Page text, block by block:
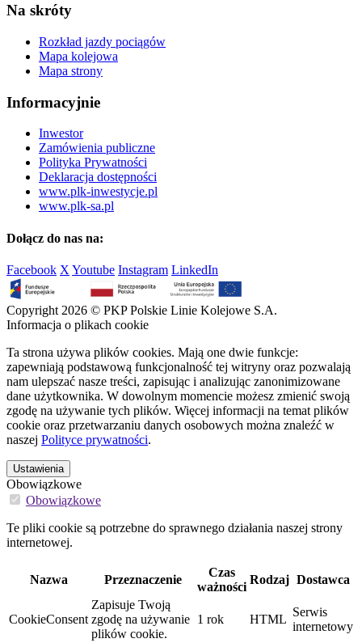
Na skróty
Rozkład jazdy pociągów
Mapa kolejowa
Mapa strony
Informacyjnie
Inwestor
Zamówienia publiczne
Polityka Prywatności
Deklaracja dostępności
www.plk-inwestycje.pl
www.plk-sa.pl
Dołącz do nas na:
Facebook X Youtube Instagram LinkedIn
Copyright 2026 © PKP Polskie Linie Kolejowe S.A.
Informacja o plikach cookie
Ta strona używa plików cookies. Mają one dwie funkcje:
zapewniają podstawową funkcjonalność tej witryny oraz pozwalają
nam ulepszać nasze treści, zapisując i analizując zanonimizowane
dane użytkownika. W dowolnym momencie możesz zmienić swoją
zgodę na używanie tych plików. Więcej informacji na temat plików
cookie oraz przetwarzaniu danych osobowych można znaleźć w
naszej Polityce prywatności.
Ustawienia
Obowiązkowe
Obowiązkowe
Te pliki cookie są potrzebne do sprawnego działania naszej strony
internetowej.
Nazwa Przeznaczenie
Czas
ważności
Rodzaj Dostawca
CookieConsent
Zapisuje Twoją
zgodę na używanie
plików cookie.
1 rok HTML
Serwis
internetowy